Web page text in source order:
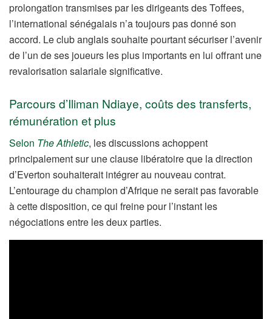
prolongation transmises par les dirigeants des Toffees,
l’international sénégalais n’a toujours pas donné son
accord. Le club anglais souhaite pourtant sécuriser l’avenir
de l’un de ses joueurs les plus importants en lui offrant une
revalorisation salariale significative.
Parcours d’Iliman Ndiaye, coûts des transferts,
rémunération et plus
Selon The Athletic, les discussions achoppent
principalement sur une clause libératoire que la direction
d’Everton souhaiterait intégrer au nouveau contrat.
L’entourage du champion d’Afrique ne serait pas favorable
à cette disposition, ce qui freine pour l’instant les
négociations entre les deux parties.